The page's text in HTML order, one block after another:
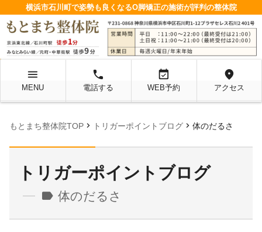
横浜市石川町で姿勢も良くなるO脚矯正の施術が評判の整体院
menu
MENU
local_phone
電話する
event_available
WEB予約
location_on
アクセス
もとまち整体院TOP chevron_right トリガーポイントブログ chevron_right 体のだるさ
トリガーポイントブログ
label 体のだるさ